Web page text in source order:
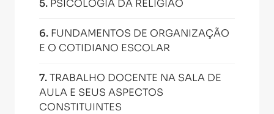
5. PSICOLOGIA DA RELIGIÃO
6. FUNDAMENTOS DE ORGANIZAÇÃO
E O COTIDIANO ESCOLAR
7.TRABALHO DOCENTE NA SALA DE
AULA E SEUS ASPECTOS
CONSTITUINTES